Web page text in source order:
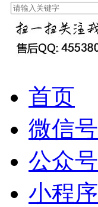
首页
微信号
公众号
小程序